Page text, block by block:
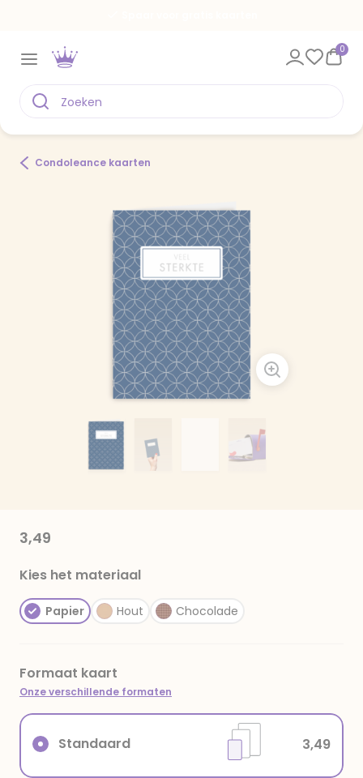
0
Condoleance kaarten
3,49
Kies het materiaal
Papier Hout Chocolade
Formaat kaart
Onze verschillende formaten
Standaard 3,49